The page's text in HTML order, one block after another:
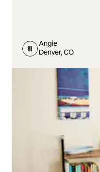
Angie
Denver, CO